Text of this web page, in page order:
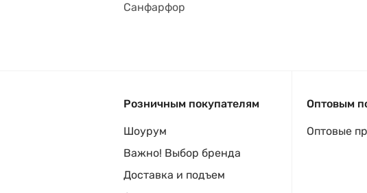
Санфарфор
Розничным покупателям
Шоурум
Важно! Выбор бренда
Доставка и подъем
Оптовым
Оптовые